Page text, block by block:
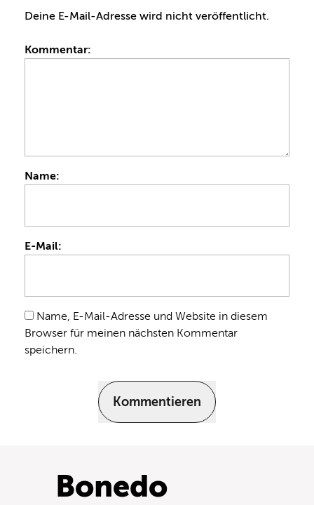
Deine E-Mail-Adresse wird nicht veröffentlicht.
Kommentar:
Name:
E-Mail:
Name, E-Mail-Adresse und Website in diesem
Browser für meinen nächsten Kommentar
speichern.
Kommentieren
Bonedo